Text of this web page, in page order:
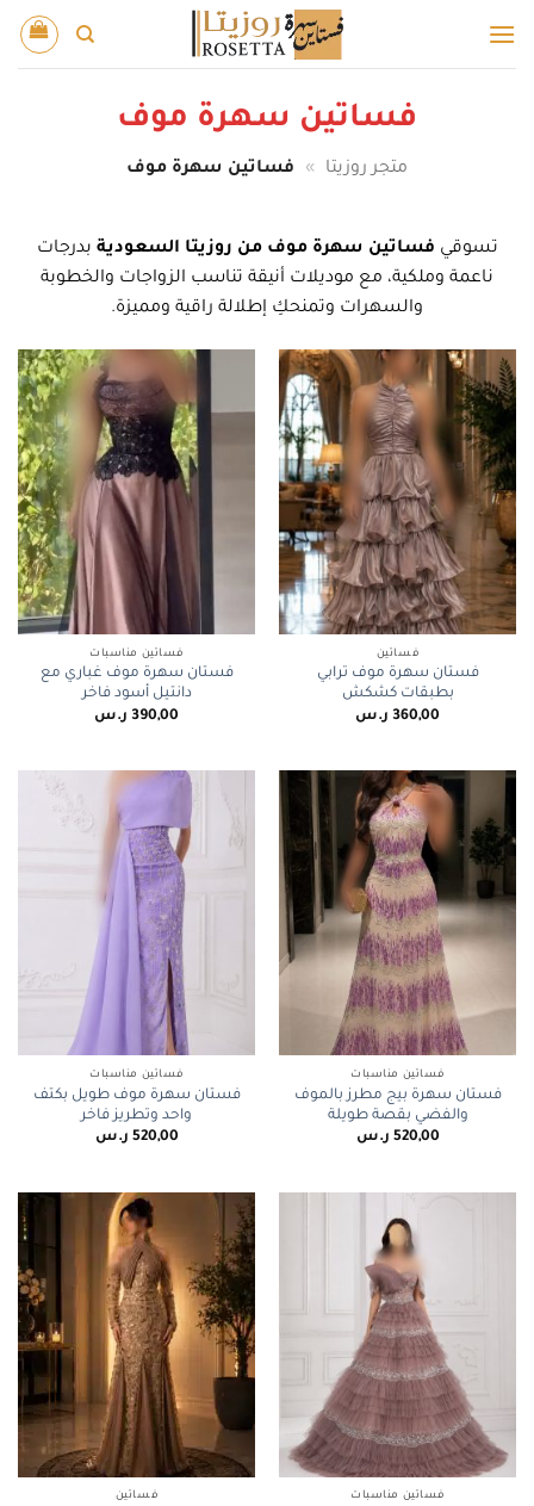
للمحتوى
فساتين سهرة موف
متجر روزيتا » فساتين سهرة موف
تسوقي فساتين سهرة موف من روزيتا السعودية بدرجات
ناعمة وملكية، مع موديلات أنيقة تناسب الزواجات والخطوبة
والسهرات وتمنحكِ إطلالة راقية ومميزة.
فساتين
فستان سهرة موف ترابي
بطبقات كشكش
360,00 ر.س
فساتين مناسبات
فستان سهرة موف غباري مع
دانتيل أسود فاخر
390,00 ر.س
فساتين مناسبات
فستان سهرة بيج مطرز بالموف
والفضي بقصة طويلة
520,00 ر.س
فساتين مناسبات
فستان سهرة موف طويل بكتف
واحد وتطريز فاخر
520,00 ر.س
فساتين مناسبات فساتين